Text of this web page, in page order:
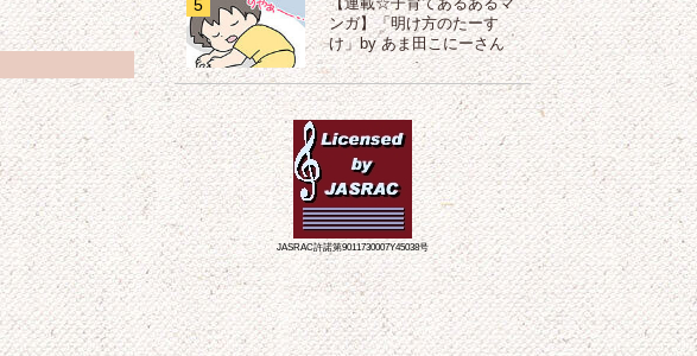
5
【連載☆子育てあるあるマ
ンガ】「明け方のたーす
け」by あま田こにーさん
JASRAC許諾第9011730007Y45038号